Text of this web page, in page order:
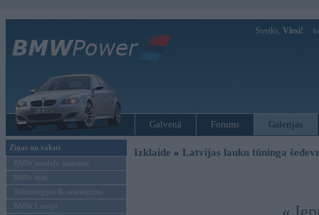
Sveiks, Viesi!
Galvenā Forums Galerijas
Ziņas un raksti
BMW modeļu jaunumi
BMW testi
Tehnoloģijas & sasniegumi
BMW Latvijā
Izklaide » Latvijas lauku tūninga